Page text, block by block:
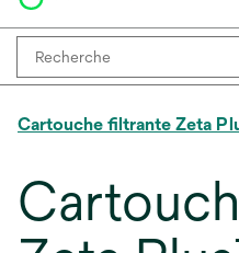
Cartouche filtrante Zeta